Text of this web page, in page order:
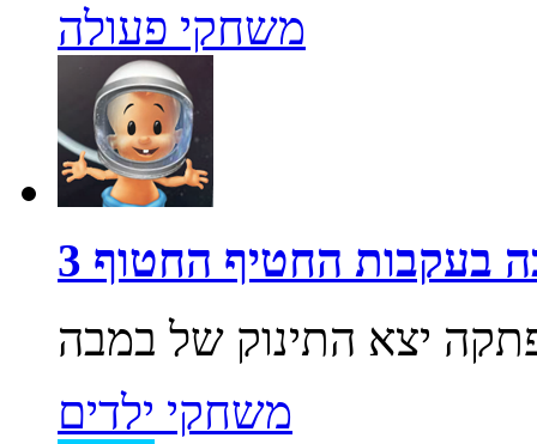
משחקי פעולה
בעקבות החטיף החטוף 3
משחקי ילדים